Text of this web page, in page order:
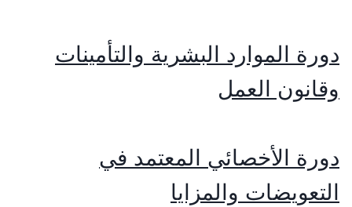
دورة الموارد البشرية والتأمينات
وقانون العمل
دورة الأخصائي المعتمد في
التعويضات والمزايا